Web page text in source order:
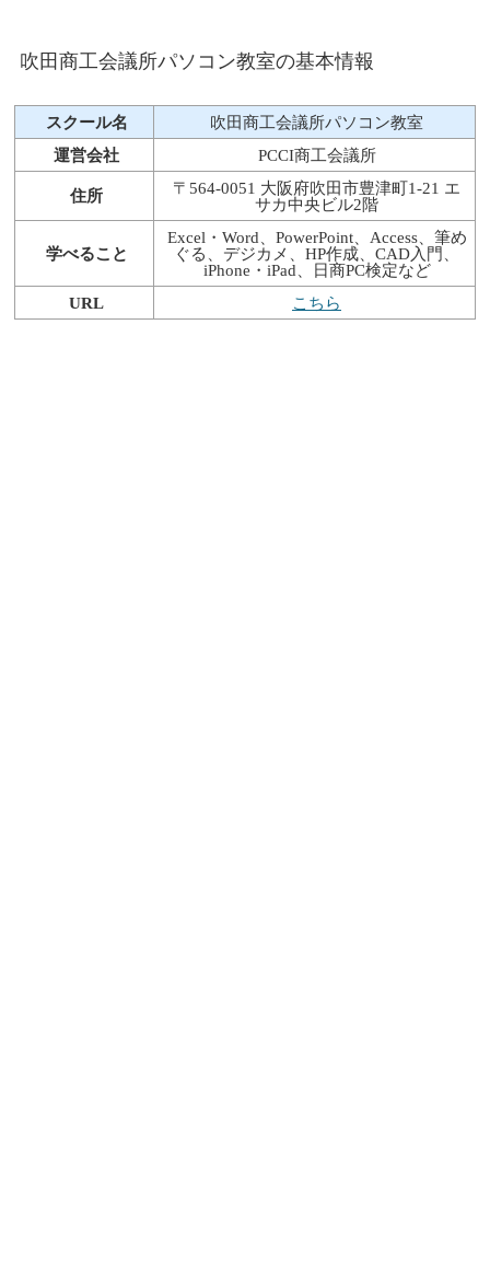
吹田商工会議所パソコン教室の基本情報
スクール名
吹田商工会議所パソコン教室
運営会社
PCCI商工会議所
住所
〒564-0051 大阪府吹田市豊津町1-21 エ
サカ中央ビル2階
学べること
Excel・Word、PowerPoint、Access、筆め
ぐる、デジカメ、HP作成、CAD入門、
iPhone・iPad、日商PC検定など
URL
こちら